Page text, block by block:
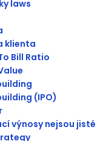
laws
klienta
Bill Ratio
(IPO)
výnosy nejsou jisté